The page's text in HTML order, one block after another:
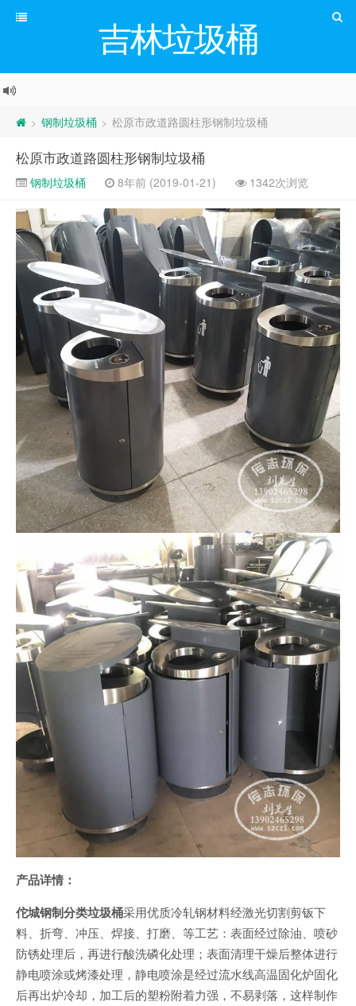
吉林垃圾桶
> 钢制垃圾桶 > 松原市政道路圆柱形钢制垃圾桶
松原市政道路圆柱形钢制垃圾桶
钢制垃圾桶 8年前 (2019-01-21) 1342次浏览
产品详情：
佗城钢制分类垃圾桶采用优质冷轧钢材料经激光切割剪钣下
料、折弯、冲压、焊接、打磨、等工艺：表面经过除油、喷砂
防锈处理后，再进行酸洗磷化处理；表面清理干燥后整体进行
静电喷涂或烤漆处理，静电喷涂是经过流水线高温固化炉固化
后再出炉冷却，加工后的塑粉附着力强，不易剥落，这样制作